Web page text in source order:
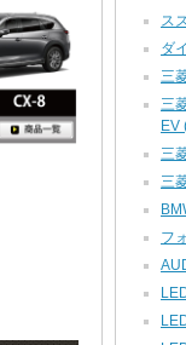
ス
ダ
三
三
EV
三
三
フ